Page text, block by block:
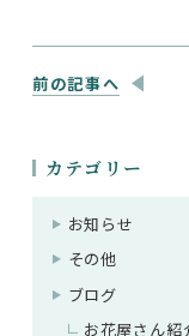
前の記事へ
カテゴリー
お知らせ
その他
ブログ
お花屋さん紹